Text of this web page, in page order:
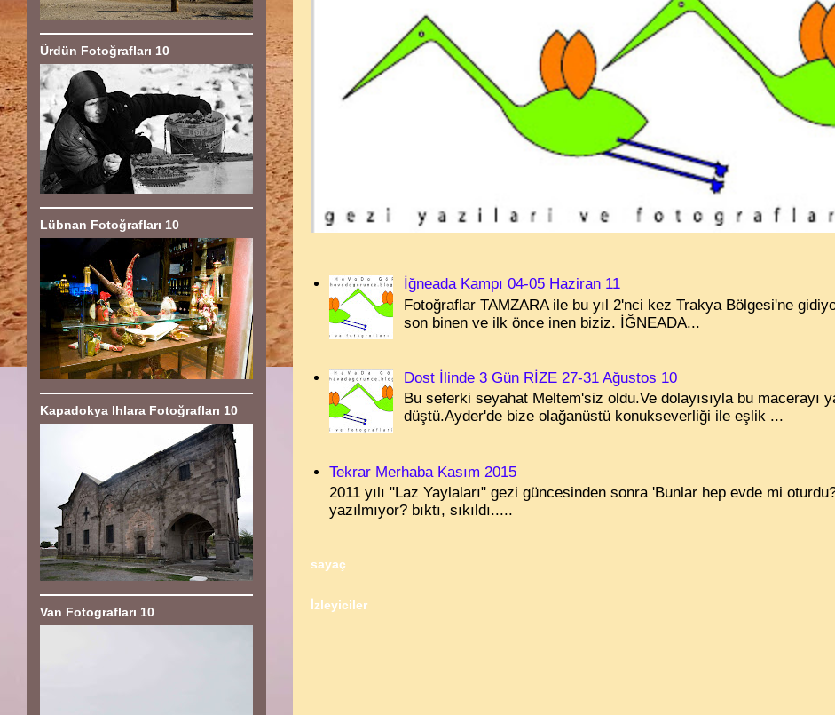
İğneada Kampı 04-05 Haziran 11
Fotoğraflar TAMZARA ile bu yıl 2'nci kez Trakya Bölgesi'ne
son binen ve ilk önce inen biziz. İĞNEADA...
Dost İlinde 3 Gün RİZE 27-31 Ağustos 10
Bu seferki seyahat Meltem'siz oldu.Ve dolayısıyla bu macerayı
düştü.Ayder'de bize olağanüstü konukseverliği ile eşlik ...
Tekrar Merhaba Kasım 2015
2011 yılı "Laz Yaylaları" gezi güncesinden sonra 'Bunlar hep evde mi
yazılmıyor? bıktı, sıkıldı.....
sayaç
İzleyiciler
Ürdün Fotoğrafları 10
Lübnan Fotoğrafları 10
Kapadokya Ihlara Fotoğrafları 10
Van Fotografları 10